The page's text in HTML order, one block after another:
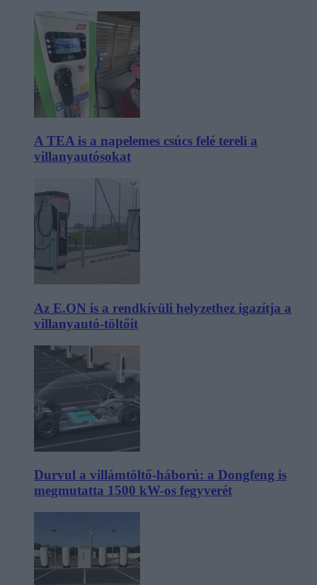
A TEA is a napelemes csúcs felé tereli a
villanyautósokat
Az E.ON is a rendkívüli helyzethez igazítja a
villanyautó-töltőit
Durvul a villámtöltő-háború: a Dongfeng is
megmutatta 1500 kW-os fegyverét